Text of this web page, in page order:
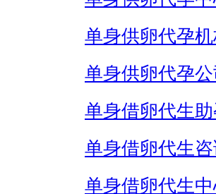
单身供卵代孕机
单身供卵代孕公
单身借卵代生
单身借卵代生咨
单身借卵代生